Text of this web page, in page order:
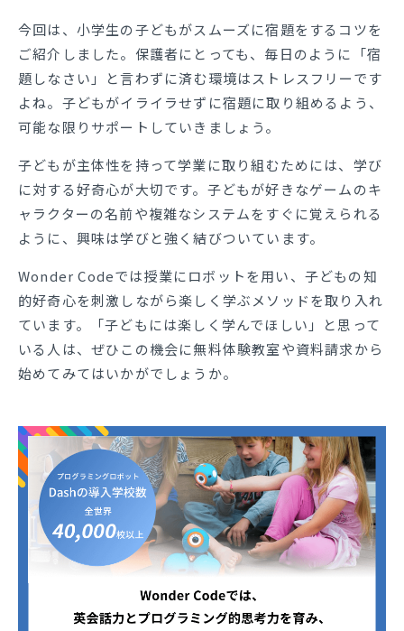
今回は、小学生の子どもがスムーズに宿題をするコツを
ご紹介しました。保護者にとっても、毎日のように「宿
題しなさい」と言わずに済む環境はストレスフリーです
よね。子どもがイライラせずに宿題に取り組めるよう、
可能な限りサポートしていきましょう。
子どもが主体性を持って学業に取り組むためには、学び
に対する好奇心が大切です。子どもが好きなゲームのキ
ャラクターの名前や複雑なシステムをすぐに覚えられる
ように、興味は学びと強く結びついています。
Wonder Codeでは授業にロボットを用い、子どもの知
的好奇心を刺激しながら楽しく学ぶメソッドを取り入れ
ています。「子どもには楽しく学んでほしい」と思って
いる人は、ぜひこの機会に無料体験教室や資料請求から
始めてみてはいかがでしょうか。